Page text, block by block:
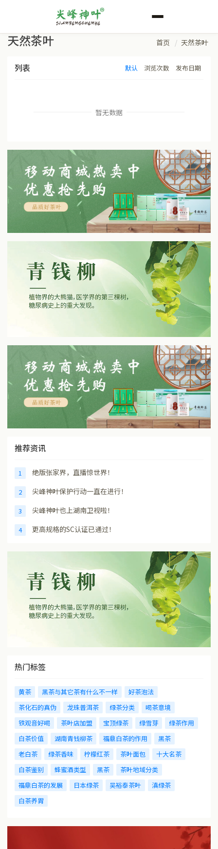
天然茶叶 首页 天然茶叶
列表 默认 浏览次数 发布日期
暂无数据
推荐资讯
1 绝版张家界，直播惊世界！
2 尖峰神叶保护行动一直在进行！
3 尖峰神叶也上湖南卫视啦！
4 更高规格的SC认证已通过！
热门标签
黄茶 黑茶与其它茶有什么不一样
好茶泡法
茶化石的真伪
龙珠普洱茶 绿茶分类
喝茶意境
铁观音好喝
茶叶店加盟 宝顶绿茶 绿雪芽
绿茶作用
白茶价值
湖南青钱柳茶 福鼎白茶的作用
黑茶
老白茶
绿茶香味 柠檬红茶 茶叶面包
十大名茶
白茶鉴别
蜂蜜酒类型 黑茶
茶叶地域分类
福鼎白茶的发展
日本绿茶 吴裕泰茶叶
滇绿茶
白茶养胃